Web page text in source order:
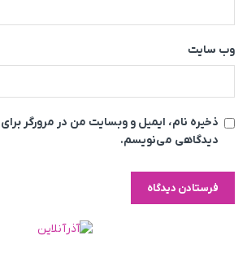
وب‌ سایت
ذخیره نام، ایمیل و وبسایت من در مرورگر برای
دیدگاهی می‌نویسم.